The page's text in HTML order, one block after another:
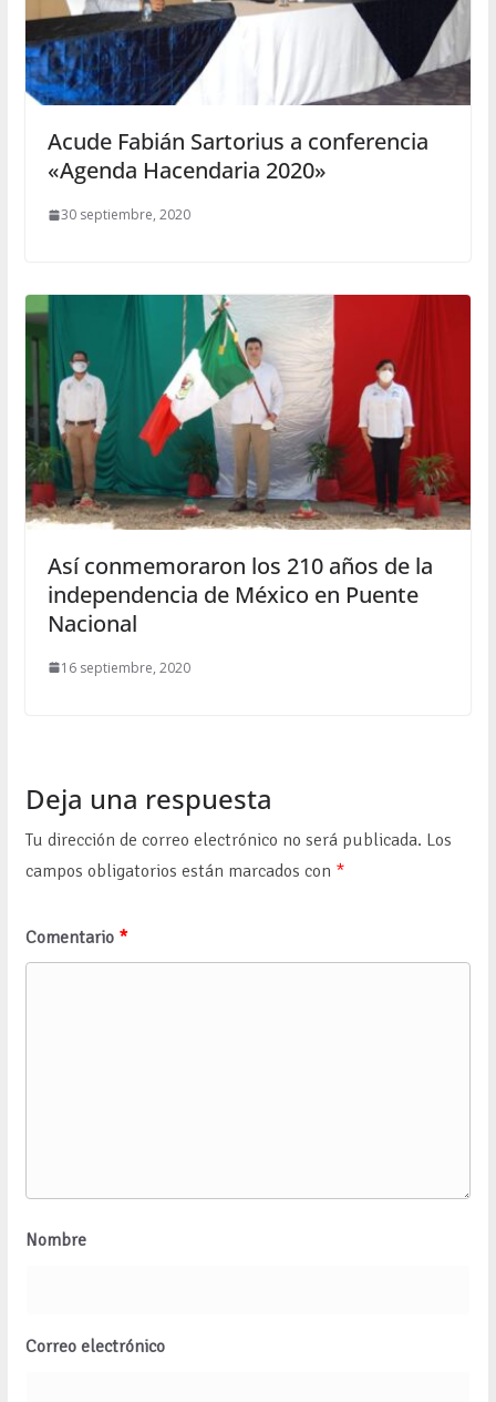
Acude Fabián Sartorius a conferencia
«Agenda Hacendaria 2020»
30 septiembre, 2020
Así conmemoraron los 210 años de la
independencia de México en Puente
Nacional
16 septiembre, 2020
Deja una respuesta
Tu dirección de correo electrónico no será publicada. Los
campos obligatorios están marcados con *
Comentario *
Nombre
Correo electrónico